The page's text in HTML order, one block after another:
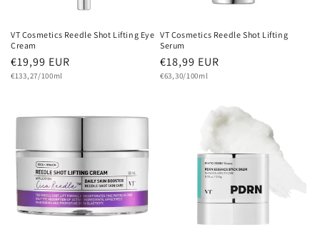
VT Cosmetics Reedle Shot Lifting Eye
Cream
Normaler
Preis
€19,99 EUR
Grundpreis
€133,27/100ml
VT Cosmetics Reedle Shot Lifting
Serum
Normaler
Preis
€18,99 EUR
Grundpreis
€63,30/100ml